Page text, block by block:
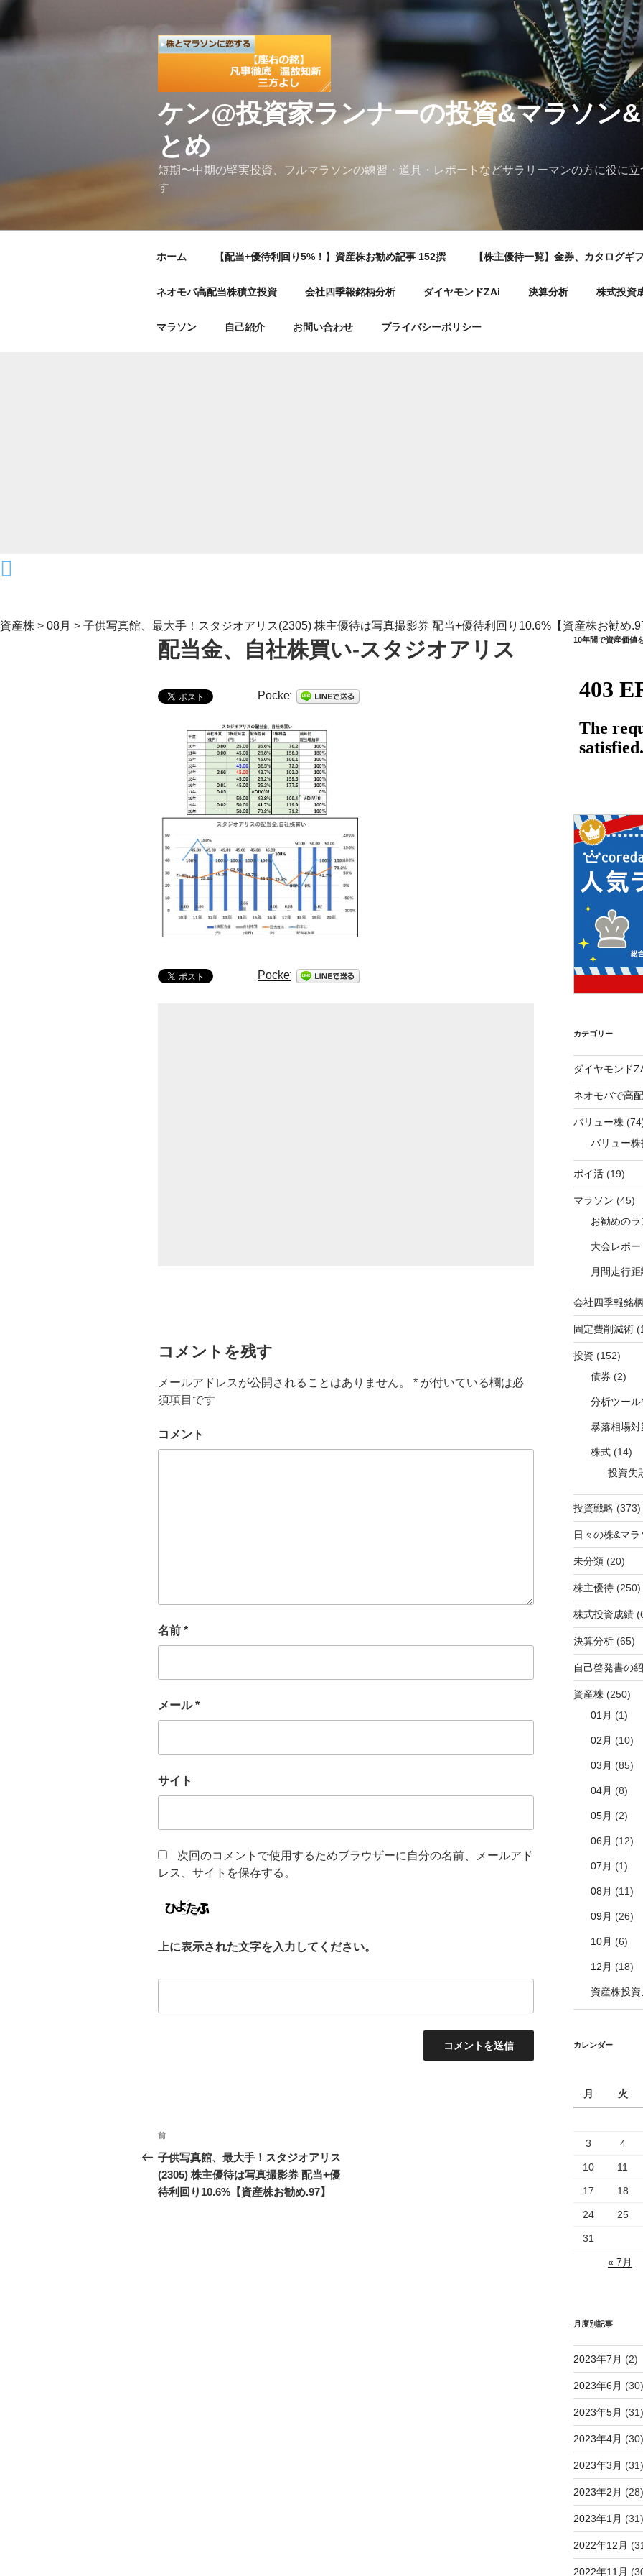
コ
テ
ケン@投資家ランナーの投資&マラソン
とめ
短期〜中期の堅実投資、フルマラソンの練習・道具・レポートなどサラリーマンの方に役に
す
ホーム 【配当+優待利回り5%！】資産株お勧め記事 152撰 【株主優待一覧】金券、カタログギ
ネオモバ高配当株積立投資 会社四季報銘柄分析 ダイヤモンドZAi 決算分析 株式投資
マラソン 自己紹介 お問い合わせ プライバシーポリシー
資産株 > 08月 > 子供写真館、最大手！スタジオアリス(2305) 株主優待は写真撮影券 配当+優待利回り10.6%【資産株お勧め
配当金、自社株買い-スタジオアリス
Pocket
Pocket
コメントを残す
メールアドレスが公開されることはありません。 * が付いている欄は必
須項目です
コメント
名前 *
メール*
サイト
次回のコメントで使用するためブラウザーに自分の名前、メールアド
レス、サイトを保存する。
上に表示された文字を入力してください。
投
稿
ナ
前
の
投
稿
前
子供写真館、最大手！スタジオアリス
(2305) 株主優待は写真撮影券 配当+優
待利回り10.6%【資産株お勧め.97】
10年間で資産価値
カテゴリー
ダイヤモンド
ネオモバで高
バリュー株
バリュー
ポイ活(19)
マラソン (45)
お勧めの
大会レポー
月間走行距
会社四季報銘
固定費削減術
投資 (152)
債券 (2)
分析ツー
暴落相場対
株式(14)
投資失
投資戦略(373)
日々の株&マ
未分類(20)
株主優待(250)
株式投資成績
決算分析(65)
自己啓発書の
資産株(250)
01月 (1)
02月 (10)
03月 (85)
04月 (8)
05月 (2)
06月 (12)
07月 (1)
08月 (11)
09月 (26)
10月 (6)
12月 (18)
資産株投資
カレンダー
月
火
3 4
10 11
17 18
24 25
31
« 7月
月度別記事
2023年7月 (2)
2023年6月 (30)
2023年5月 (31)
2023年4月 (30)
2023年3月 (31)
2023年2月 (28)
2023年1月 (31)
2022年12月
2022年11月